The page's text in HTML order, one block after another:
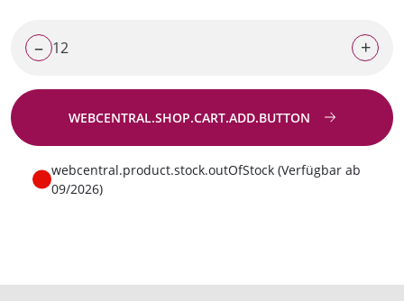
– +
WEBCENTRAL.SHOP.CART.ADD.BUTTON
webcentral.product.stock.outOfStock (Verfügbar ab
09/2026)